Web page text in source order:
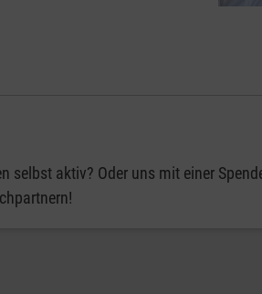
selbst aktiv? Oder uns mit einer